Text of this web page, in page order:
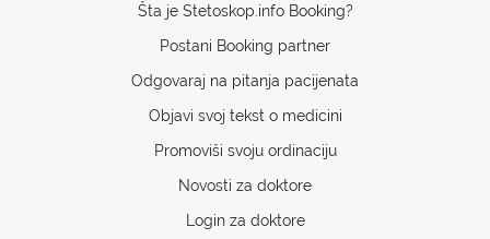
Šta je Stetoskop.info Booking?
Postani Booking partner
Odgovaraj na pitanja pacijenata
Objavi svoj tekst o medicini
Promoviši svoju ordinaciju
Novosti za doktore
Login za doktore